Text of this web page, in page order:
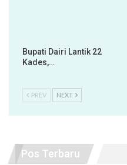
Bupati Dairi Lantik 22
Kades,…
PREV NEXT
Pos Terbaru